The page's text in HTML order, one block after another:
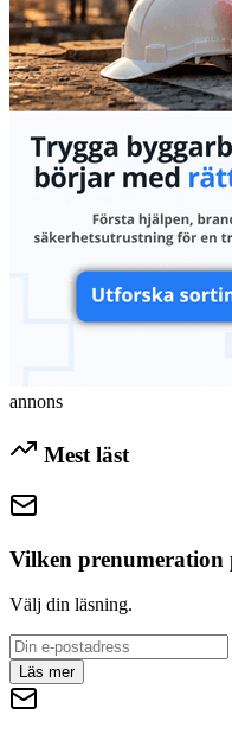
annons
Mest läst
Vilken prenumeration
Välj din läsning.
Läs mer